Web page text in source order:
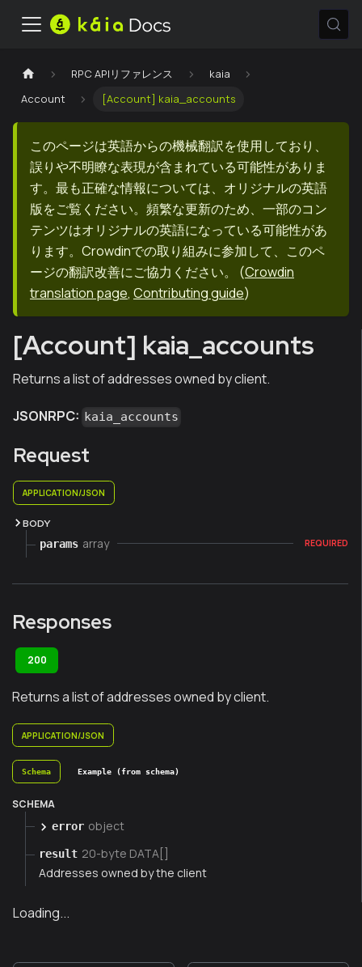
RPC APIリファレンス
kaia
Account
[Account] kaia_accounts
このページは英語からの機械翻訳を使用しており、
誤りや不明瞭な表現が含まれている可能性がありま
す。最も正確な情報については、オリジナルの英語
版をご覧ください。頻繁な更新のため、一部のコン
テンツはオリジナルの英語になっている可能性があ
ります。Crowdinでの取り組みに参加して、このペ
ージの翻訳改善にご協力ください。
(Crowdin
translation page, Contributing guide)
[Account] kaia_accounts
Returns a list of addresses owned by client.
JSONRPC: kaia_accounts
Request
APPLICATION/JSON
BODY
params array REQUIRED
Responses
200
Returns a list of addresses owned by client.
APPLICATION/JSON
Schema Example (from schema)
SCHEMA
error object
result 20-byte DATA[]
Addresses owned by the client
Loading...